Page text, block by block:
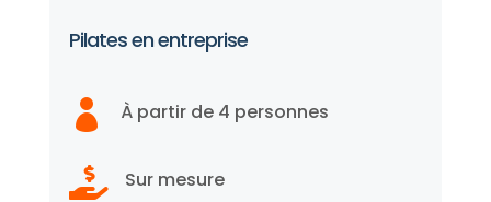
Pilates en entreprise
 À partir de 4 personnes
 Sur mesure